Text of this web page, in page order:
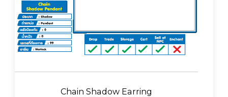
Chain Shadow Earring